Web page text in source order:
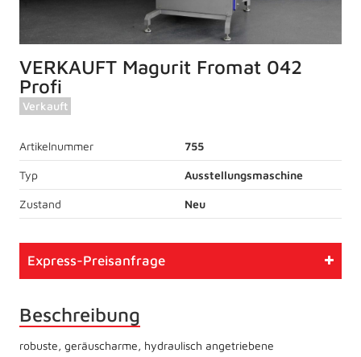
VERKAUFT Magurit Fromat 042
Profi
Verkauft
Artikelnummer
Typ
Zustand
755
Ausstellungsmaschine
Neu
Express-Preisanfrage
Beschreibung
robuste, geräuscharme, hydraulisch angetriebene